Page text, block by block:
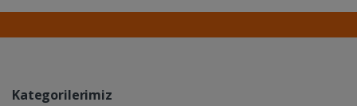
Kategorilerimiz